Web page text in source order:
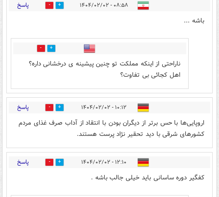
۰۸:۵۸ - ۱۴۰۴/۰۲/۰۲ 5 پاسخ
باشه ...
7
ناراحتی از اینکه مملکت تو چنین پیشینه ی درخشانی داره؟
اهل کجائی بی تفاوت؟
۱۰:۱۲ - ۱۴۰۴/۰۲/۰۲ 17 پاسخ
اروپایی‌ها با حس برتر از دیگران بودن با انتقاد از آداب صرف غذای مردم
کشورهای شرقی با دید تحقیر نژاد پرست هستند.
۱۲:۱۰ - ۱۴۰۴/۰۲/۰۲ 3 پاسخ
کفگیر دوره ساسانی باید خیلی جالب باشه .